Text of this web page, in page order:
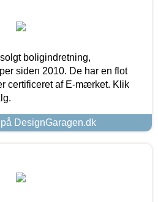
boligindretning,
siden 2010. De har en flot
certificeret af E-mærket. Klik
DesignGaragen.dk